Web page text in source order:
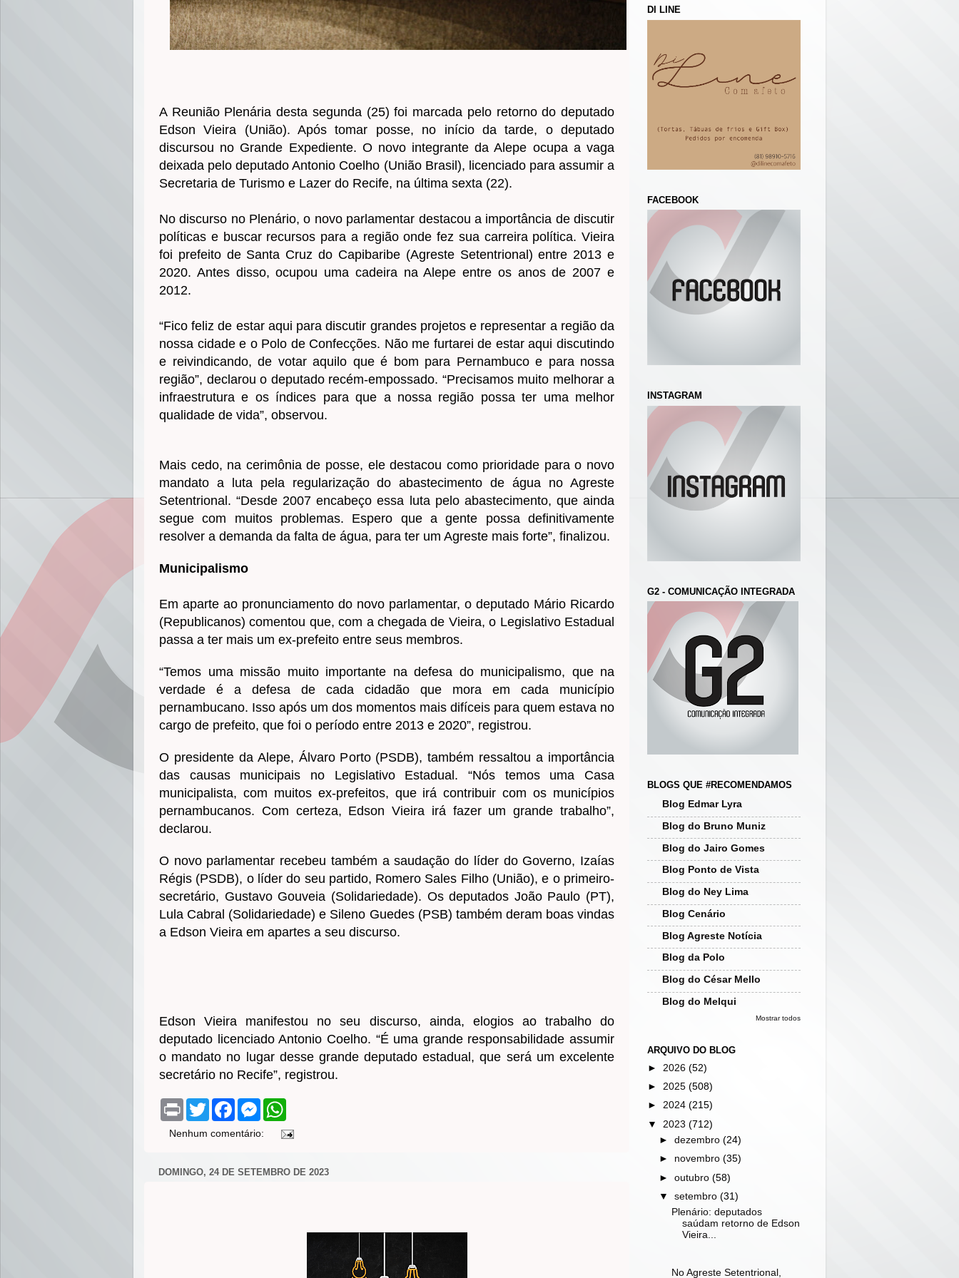
A Reunião Plenária desta segunda (25) foi marcada pelo retorno do deputado
Edson Vieira (União). Após tomar posse, no início da tarde, o deputado
discursou no Grande Expediente. O novo integrante da Alepe ocupa a vaga
deixada pelo deputado Antonio Coelho (União Brasil), licenciado para assumir a
Secretaria de Turismo e Lazer do Recife, na última sexta (22).
No discurso no Plenário, o novo parlamentar destacou a importância de discutir
políticas e buscar recursos para a região onde fez sua carreira política. Vieira
foi prefeito de Santa Cruz do Capibaribe (Agreste Setentrional) entre 2013 e
2020. Antes disso, ocupou uma cadeira na Alepe entre os anos de 2007 e
2012.
“Fico feliz de estar aqui para discutir grandes projetos e representar a região da
nossa cidade e o Polo de Confecções. Não me furtarei de estar aqui discutindo
e reivindicando, de votar aquilo que é bom para Pernambuco e para nossa
região”, declarou o deputado recém-empossado. “Precisamos muito melhorar a
infraestrutura e os índices para que a nossa região possa ter uma melhor
qualidade de vida”, observou.
Mais cedo, na cerimônia de posse, ele destacou como prioridade para o novo
mandato a luta pela regularização do abastecimento de água no Agreste
Setentrional. “Desde 2007 encabeço essa luta pelo abastecimento, que ainda
segue com muitos problemas. Espero que a gente possa definitivamente
resolver a demanda da falta de água, para ter um Agreste mais forte”, finalizou.
Municipalismo
Em aparte ao pronunciamento do novo parlamentar, o deputado Mário Ricardo
(Republicanos) comentou que, com a chegada de Vieira, o Legislativo Estadual
passa a ter mais um ex-prefeito entre seus membros.
“Temos uma missão muito importante na defesa do municipalismo, que na
verdade é a defesa de cada cidadão que mora em cada município
pernambucano. Isso após um dos momentos mais difíceis para quem estava no
cargo de prefeito, que foi o período entre 2013 e 2020”, registrou.
O presidente da Alepe, Álvaro Porto (PSDB), também ressaltou a importância
das causas municipais no Legislativo Estadual. “Nós temos uma Casa
municipalista, com muitos ex-prefeitos, que irá contribuir com os municípios
pernambucanos. Com certeza, Edson Vieira irá fazer um grande trabalho”,
declarou.
O novo parlamentar recebeu também a saudação do líder do Governo, Izaías
Régis (PSDB), o líder do seu partido, Romero Sales Filho (União), e o primeiro-
secretário, Gustavo Gouveia (Solidariedade). Os deputados João Paulo (PT),
Lula Cabral (Solidariedade) e Sileno Guedes (PSB) também deram boas vindas
a Edson Vieira em apartes a seu discurso.
Edson Vieira manifestou no seu discurso, ainda, elogios ao trabalho do
deputado licenciado Antonio Coelho. “É uma grande responsabilidade assumir
o mandato no lugar desse grande deputado estadual, que será um excelente
secretário no Recife”, registrou.
P
n
T
w
t
r
F
e
o
M
s
g
t
p
Nenhum comentário:
DOMINGO, 24 DE SETEMBRO DE 2023
DI LINE
FACEBOOK
INSTAGRAM
G2 - COMUNICAÇÃO INTEGRADA
BLOGS QUE #RECOMENDAMOS
Blog Edmar Lyra
Blog do Bruno Muniz
Blog do Jairo Gomes
Blog Ponto de Vista
Blog do Ney Lima
Blog Cenário
Blog Agreste Notícia
Blog da Polo
Blog do César Mello
Blog do Melqui
Mostrar todos
ARQUIVO DO BLOG
► 2026 (52)
► 2025 (508)
► 2024 (215)
▼ 2023 (712)
►dezembro(24)
► novembro(35)
►outubro(58)
▼setembro(31)
Plenário: deputados
saúdam retorno de Edson
Vieira...
No Agreste Setentrional,